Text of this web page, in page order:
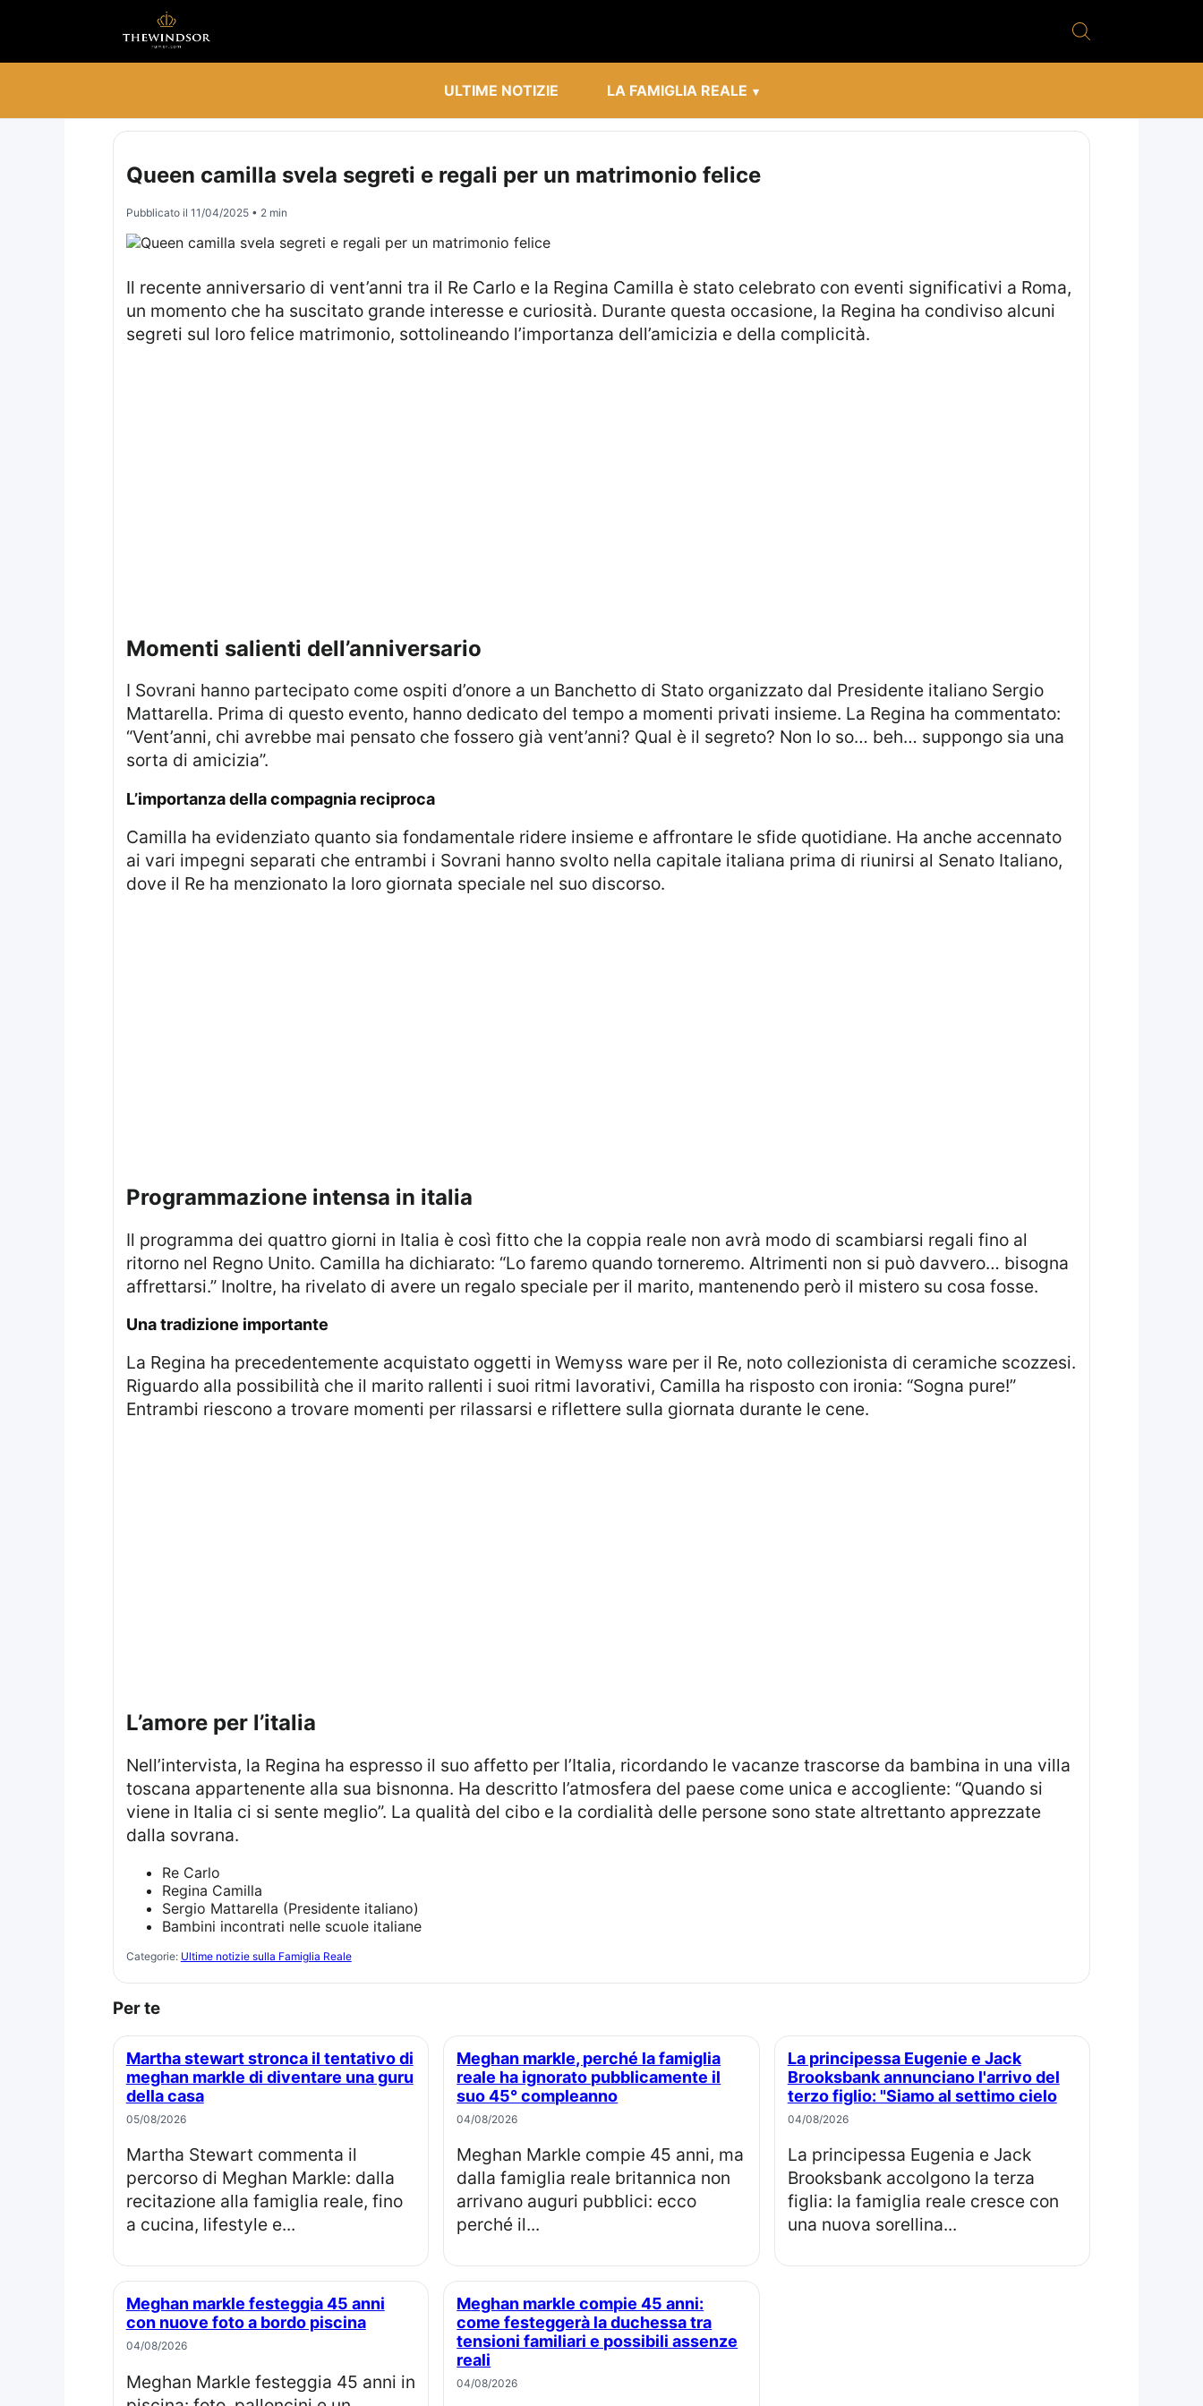
ULTIME NOTIZIE LA FAMIGLIA REALE
Queen camilla svela segreti e regali per un matrimonio felice
Pubblicato il 11/04/2025• 2 min
Il recente anniversario di vent’anni tra il Re Carlo e la Regina Camilla è stato celebrato con eventi significativi a Roma,
un momento che ha suscitato grande interesse e curiosità. Durante questa occasione, la Regina ha condiviso alcuni
segreti sul loro felice matrimonio, sottolineando l’importanza dell’amicizia e della complicità.
momenti salienti dell’anniversario
I Sovrani hanno partecipato come ospiti d’onore a un Banchetto di Stato organizzato dal Presidente italiano Sergio
Mattarella. Prima di questo evento, hanno dedicato del tempo a momenti privati insieme. La Regina ha commentato:
“Vent’anni, chi avrebbe mai pensato che fossero già vent’anni? Qual è il segreto? Non lo so… beh… suppongo sia una
sorta di amicizia”.
l’importanza della compagnia reciproca
Camilla ha evidenziato quanto sia fondamentale ridere insieme e affrontare le sfide quotidiane. Ha anche accennato
ai vari impegni separati che entrambi i Sovrani hanno svolto nella capitale italiana prima di riunirsi al Senato Italiano,
dove il Re ha menzionato la loro giornata speciale nel suo discorso.
programmazione intensa in italia
Il programma dei quattro giorni in Italia è così fitto che la coppia reale non avrà modo di scambiarsi regali fino al
ritorno nel Regno Unito. Camilla ha dichiarato: “Lo faremo quando torneremo. Altrimenti non si può davvero… bisogna
affrettarsi.” Inoltre, ha rivelato di avere un regalo speciale per il marito, mantenendo però il mistero su cosa fosse.
una tradizione importante
La Regina ha precedentemente acquistato oggetti in Wemyss ware per il Re, noto collezionista di ceramiche scozzesi.
Riguardo alla possibilità che il marito rallenti i suoi ritmi lavorativi, Camilla ha risposto con ironia: “Sogna pure!”
Entrambi riescono a trovare momenti per rilassarsi e riflettere sulla giornata durante le cene.
l’amore per l’italia
Nell’intervista, la Regina ha espresso il suo affetto per l’Italia, ricordando le vacanze trascorse da bambina in una villa
toscana appartenente alla sua bisnonna. Ha descritto l’atmosfera del paese come unica e accogliente: “Quando si
viene in Italia ci si sente meglio”. La qualità del cibo e la cordialità delle persone sono state altrettanto apprezzate
dalla sovrana.
Re Carlo
Regina Camilla
Sergio Mattarella (Presidente italiano)
Bambini incontrati nelle scuole italiane
Categorie: Ultime notizie sulla Famiglia Reale
Per te
Martha stewart stronca il tentativo di
meghan markle di diventare una guru
della casa
05/08/2026
Martha Stewart commenta il
percorso di Meghan Markle: dalla
recitazione alla famiglia reale, fino
a cucina, lifestyle e...
Meghan markle, perché la famiglia
reale ha ignorato pubblicamente il
suo 45° compleanno
04/08/2026
Meghan Markle compie 45 anni, ma
dalla famiglia reale britannica non
arrivano auguri pubblici: ecco
perché il...
La principessa Eugenie e Jack
Brooksbank annunciano l'arrivo del
terzo figlio: "Siamo al settimo cielo
04/08/2026
La principessa Eugenia e Jack
Brooksbank accolgono la terza
figlia: la famiglia reale cresce con
una nuova sorellina...
Meghan markle festeggia 45 anni
con nuove foto a bordo piscina
04/08/2026
Meghan Markle festeggia 45 anni in
Meghan markle compie 45 anni:
come festeggerà la duchessa tra
tensioni familiari e possibili assenze
reali
04/08/2026